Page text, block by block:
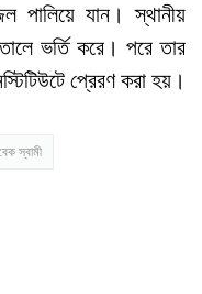
যান। স্থানীয়
ভর্তি করে। পরে তার
প্রেরণ করা হয়।
স্বামী